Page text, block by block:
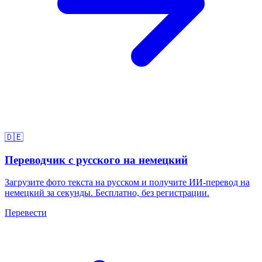
🇩🇪
Переводчик с русского на немецкий
Загрузите фото текста на русском и получите ИИ-перевод на
немецкий за секунды. Бесплатно, без регистрации.
Перевести